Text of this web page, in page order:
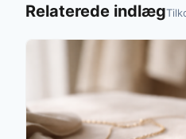
Relaterede indlæg